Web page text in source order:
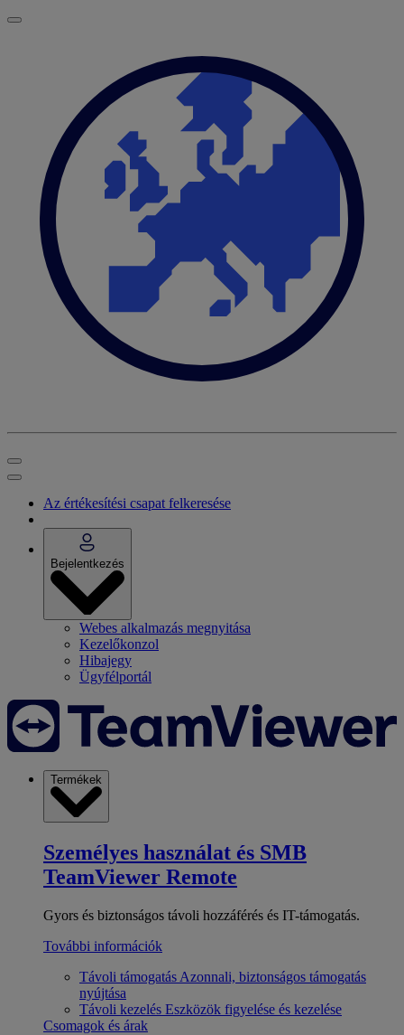
Az értékesítési csapat felkeresése
Bejelentkezés
Webes alkalmazás megnyitása
Kezelőkonzol
Hibajegy
Ügyfélportál
Termékek
Személyes használat és SMB
TeamViewer Remote
Gyors és biztonságos távoli hozzáférés és IT-támogatás.
További információk
Távoli támogatás Azonnali, biztonságos támogatás
nyújtása
Távoli kezelés Eszközök figyelése és kezelése
Csomagok és árak